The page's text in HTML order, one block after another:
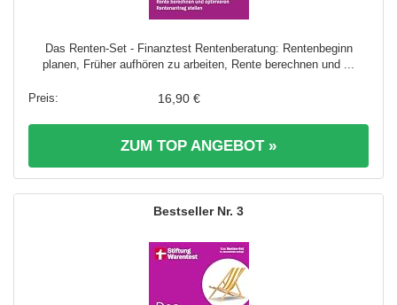
Das Renten-Set - Finanztest Rentenberatung: Rentenbeginn
planen, Früher aufhören zu arbeiten, Rente berechnen und ...
16,90 €
ZUM TOP ANGEBOT »
3